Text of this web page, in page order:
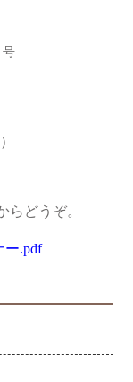
号
らどうぞ。
ー.pdf